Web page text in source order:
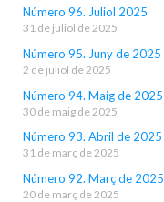
Número 96. Juliol 2025
31 de juliol de 2025
Número 95. Juny de 2025
2 de juliol de 2025
Número 94. Maig de 2025
30 de maig de 2025
Número 93. Abril de 2025
31 de març de 2025
Número 92. Març de 2025
20 de març de 2025